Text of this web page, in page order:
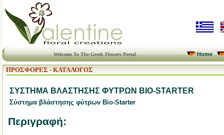
Welcome To The Greek Flowers Portal Home
ΠΡΟΣΦΟΡΕΣ - ΚΑΤΑΛΟΓΟΣ
ΣΥΣΤΗΜΑ ΒΛΑΣΤΗΣΗΣ ΦΥΤΡΩΝ BIO-STARTER
Σύστημα βλάστησης φύτρων Bio-Starter
Περιγραφή: